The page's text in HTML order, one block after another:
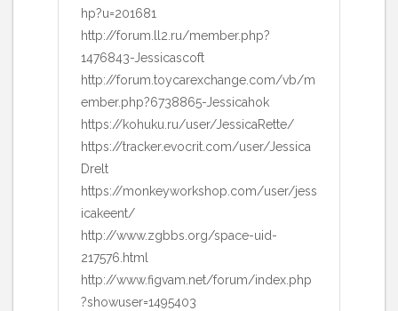
hp?u=201681
http://forum.ll2.ru/member.php?
1476843-Jessicascoft
http://forum.toycarexchange.com/vb/m
ember.php?6738865-Jessicahok
https://kohuku.ru/user/JessicaRette/
https://tracker.evocrit.com/user/Jessica
Drelt
https://monkeyworkshop.com/user/jess
icakeent/
http://www.zgbbs.org/space-uid-
217576.html
http://www.figvam.net/forum/index.php
?showuser=1495403